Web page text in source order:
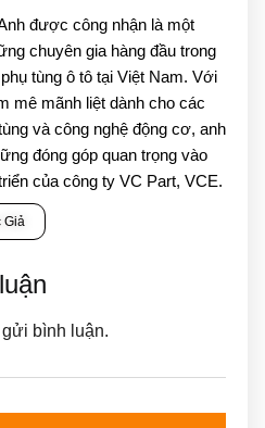
được công nhận là một
chuyên gia hàng đầu trong
tùng ô tô tại Việt Nam. Với
mê mãnh liệt dành cho các
và công nghệ động cơ, anh
đóng góp quan trọng vào
của công ty VC Part, VCE.
Giả
bình luận.